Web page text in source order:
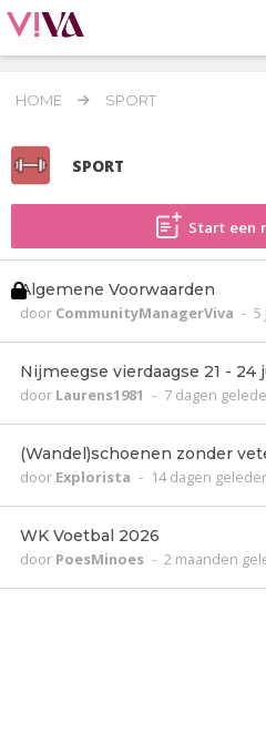
HOME SPORT
SPORT
Start een
Algemene Voorwaarden
door CommunityManagerViva - 5
Nijmeegse vierdaagse 21 - 24
door Laurens1981 - 7 dagen
(Wandel)schoenen zonder
door Explorista - 14 dagen
WK Voetbal 2026
door PoesMinoes - 2 maanden